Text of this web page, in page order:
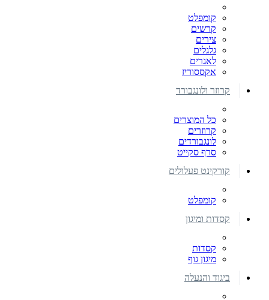
קומפלט
קרשים
צירים
גלגלים
לאגרים
אקססוריז
קרוזר ולונגבורד
כל המוצרים
קרוזרים
לונגבורדים
סרף סקייט
קורקינט פעלולים
קומפלט
קסדות ומיגון
קסדות
מיגון גוף
ביגוד והנעלה